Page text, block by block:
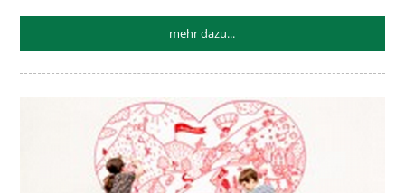
mehr dazu...